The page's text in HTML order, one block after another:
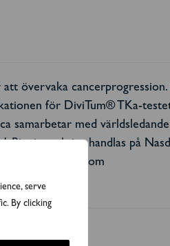
serve
By clicking
övervaka cancerprogression.
för DiviTum® TKa-
samarbetar med
Biovicas aktier handlas på
www.biovica.com